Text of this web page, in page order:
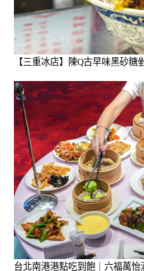
【三重冰店】陳Q古早味黑砂
台北南港港點吃到飽｜六福萬